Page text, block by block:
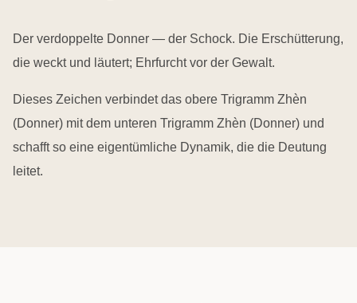
Der verdoppelte Donner — der Schock. Die Erschütterung,
die weckt und läutert; Ehrfurcht vor der Gewalt.
Dieses Zeichen verbindet das obere Trigramm Zhèn
(Donner) mit dem unteren Trigramm Zhèn (Donner) und
schafft so eine eigentümliche Dynamik, die die Deutung
leitet.